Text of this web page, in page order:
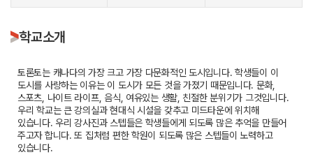
학교소개
토론토는 캐나다의 가장 크고 가장 다문화적인 도시입니다. 학생들이 이
도시를 사랑하는 이유는 이 도시가 모든 것을 가졌기 때문입니다. 문화,
스포츠, 나이트 라이프, 음식, 여유있는 생활, 친절한 분위기가 그것입니다.
우리 학교는 큰 강의실과 현대식 시설을 갖추고 미드타운에 위치해
있습니다. 우리 강사진과 스텝들은 학생들에게 되도록 많은 추억을 만들어
주고자 합니다. 또 집처럼 편한 학원이 되도록 많은 스텝들이 노력하고
있습니다.